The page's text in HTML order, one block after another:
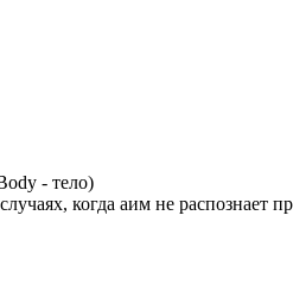
- тело)
когда аим не распознает